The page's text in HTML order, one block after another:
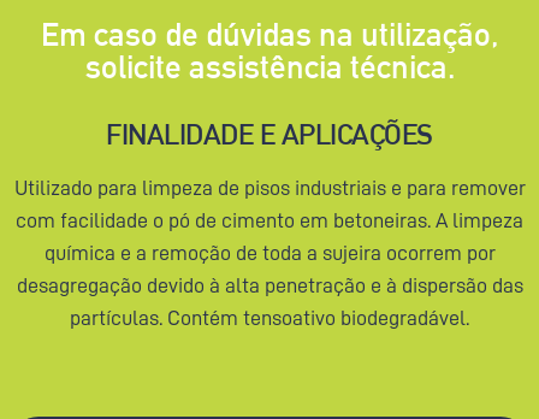
Em caso de dúvidas na utilização,
solicite assistência técnica.
FINALIDADE E APLICAÇÕES
Utilizado para limpeza de pisos industriais e para remover
com facilidade o pó de cimento em betoneiras. A limpeza
química e a remoção de toda a sujeira ocorrem por
desagregação devido à alta penetração e à dispersão das
partículas. Contém tensoativo biodegradável.